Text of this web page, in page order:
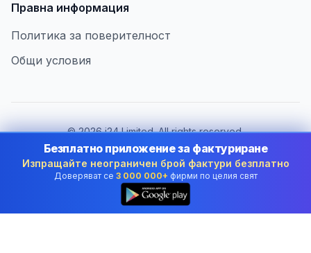
Правна информация
Политика за поверителност
Общи условия
©2026i24 Limited. All rights reserved.
В услуга на бизнеса в Bulgaria
Смяна на държава:
Bulgaria
Безплатно приложение за фактуриране
Изпращайте неограничен брой фактури безплатно
Доверяват се 3 000 000+ фирми по целия свят